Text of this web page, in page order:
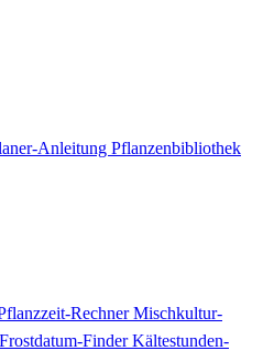
Anleitung Pflanzenbibliothek
RechnerMischkultur-
Frostdatum-FinderKältestunden-